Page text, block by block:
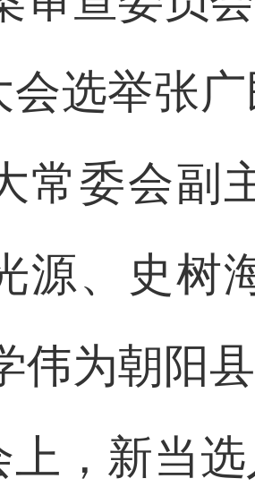
会选举张
常委会副
源、史树
伟为朝阳
上，新当